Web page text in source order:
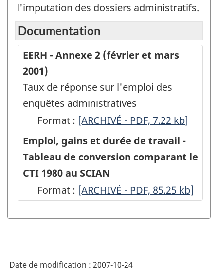
l'imputation des dossiers administratifs.
Documentation
EERH - Annexe 2 (février et mars
2001)
Taux de réponse sur l'emploi des
enquêtes administratives
Format : EERH
-
Annexe
2
(février
et
mars
ARCHIVÉ
[ARCHIVÉ - PDF, 7.22 kb]
Emploi, gains et durée de travail -
Tableau de conversion comparant le
CTI 1980 au SCIAN
Format : Emploi,
et
travail
[ARCHIVÉ - PDF, 85.25 kb]
Date de modification : 2007-10-24